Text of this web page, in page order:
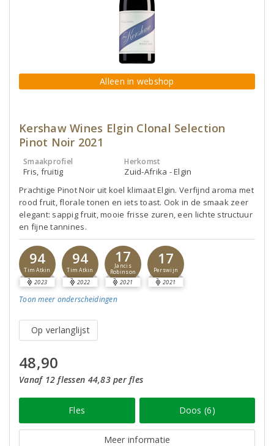
Alleen in webshop
Kershaw Wines Elgin Clonal Selection
Pinot Noir 2021
Smaakprofiel
Fris, fruitig
Herkomst
Zuid-Afrika - Elgin
Prachtige Pinot Noir uit koel klimaat Elgin. Verfijnd aroma met
rood fruit, florale tonen en iets toast. Ook in de smaak zeer
elegant: sappig fruit, mooie frisse zuren, een lichte structuur
en fijne tannines.
94
Tim Atkin
2023
94
Tim Atkin
2022
17
Jancis
Robinson
2021
17
Perswijn
2021
Toon meer onderscheidingen
Op verlanglijst
48,90
Vanaf 12 flessen 44,83 per fles
Fles Doos (6)
Meer informatie